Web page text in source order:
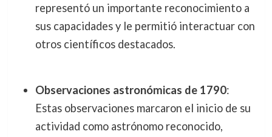
representó un importante reconocimiento a
sus capacidades y le permitió interactuar con
otros científicos destacados.
Observaciones astronómicas de 1790:
Estas observaciones marcaron el inicio de su
actividad como astrónomo reconocido,